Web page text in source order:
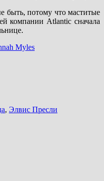
быть, потому что маститые
компании Atlantic сначала
Myles
, Элвис Пресли